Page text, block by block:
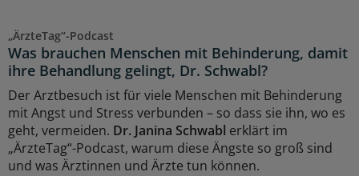
„ÄrzteTag“-Podcast
Was brauchen Menschen mit Behinderung, damit
ihre Behandlung gelingt, Dr. Schwabl?
Der Arztbesuch ist für viele Menschen mit Behinderung
mit Angst und Stress verbunden – so dass sie ihn, wo es
geht, vermeiden. Dr. Janina Schwabl erklärt im
„ÄrzteTag“-Podcast, warum diese Ängste so groß sind
und was Ärztinnen und Ärzte tun können.